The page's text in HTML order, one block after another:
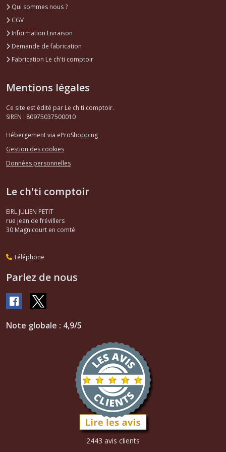
Qui sommes nous ?
CGV
Information Livraison
Demande de fabrication
Fabrication Le ch'ti comptoir
Mentions légales
Ce site est édité par Le ch'ti comptoir.
SIREN : 80975037500010
Hébergement via eProShopping
Gestion des cookies
Données personnelles
Le ch'ti comptoir
EIRL JULIEN PETIT
rue jean de frévillers
30 Magnicourt en comté
Téléphone
Parlez de nous
Note globale : 4,9/5
2443 avis clients